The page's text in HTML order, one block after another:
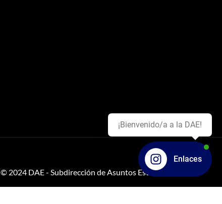
© 2024 DAE - Subdirección de Asuntos Estudiantiles
Enlaces
¡Bienvenido/a a la DAE!